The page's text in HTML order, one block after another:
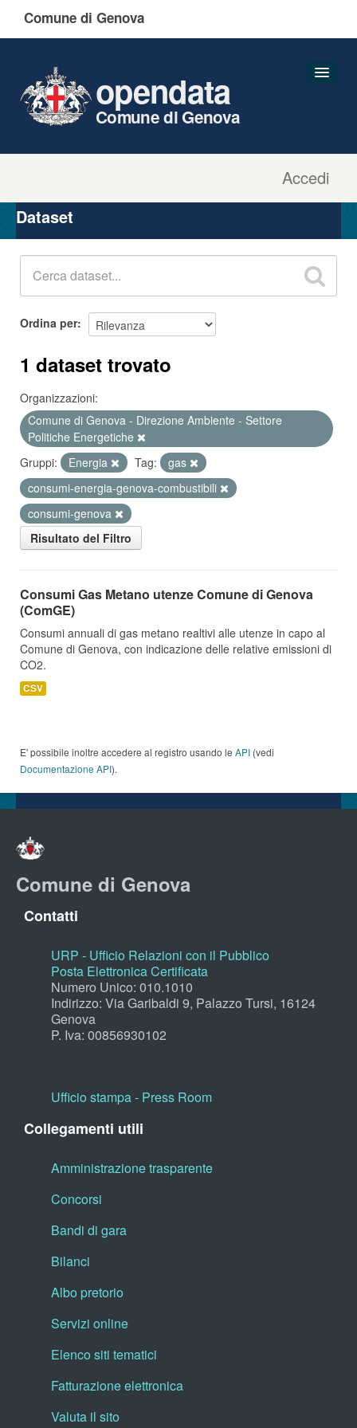
Comune di Genova
Accedi
opendata
Comune di Genova
Organizzazioni
Gruppi
Dataset
Ordina per
1 dataset trovato
Organizzazioni:
Comune di Genova - Direzione Ambiente - Settore
Politiche Energetiche
Gruppi:
Energia Tag:
gas
consumi-energia-genova-combustibili
consumi-genova
Risultato del Filtro
Consumi Gas Metano utenze Comune di Genova
(ComGE)
Consumi annuali di gas metano realtivi alle utenze in capo al
Comune di Genova, con indicazione delle relative emissioni di
CO2.
CSV
E' possibile inoltre accedere al registro usando le API (vedi
Documentazione API).
Comune di Genova
Contatti
URP - Ufficio Relazioni con il Pubblico
Posta Elettronica Certificata
Numero Unico: 010.1010
Indirizzo: Via Garibaldi 9, Palazzo Tursi, 16124
Genova
P. Iva: 00856930102
Ufficio stampa - Press Room
Collegamenti utili
Amministrazione trasparente
Concorsi
Bandi di gara
Bilanci
Albo pretorio
Servizi online
Elenco siti tematici
Fatturazione elettronica
Valuta il sito